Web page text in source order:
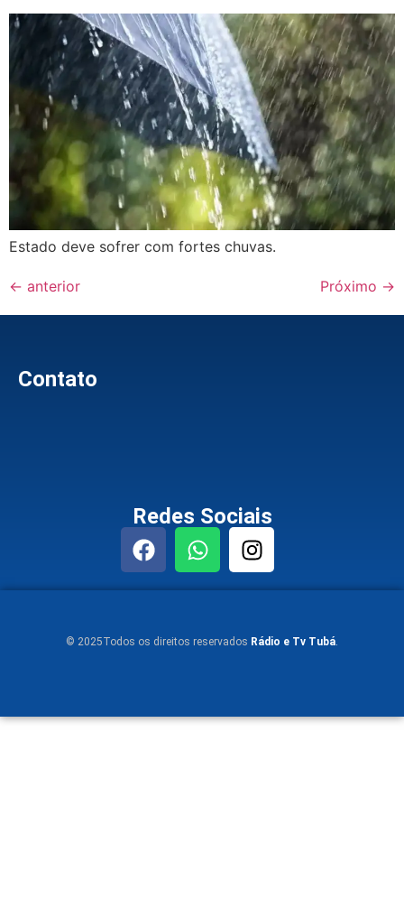
Estado deve sofrer com fortes chuvas.
← anterior Próximo →
Contato
Redes Sociais
© 2025Todos os direitos reservados Rádio e Tv Tubá.